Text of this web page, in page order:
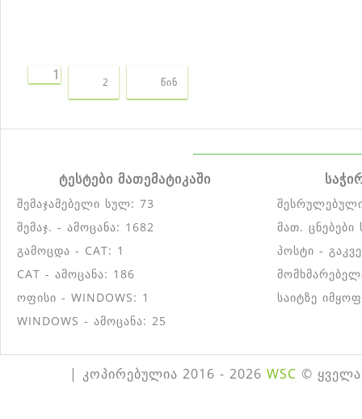
1 2 წინ
ტესტები მათემატიკაში
შემაჯამებელი სულ: 73
შემაჯ. - ამოცანა: 1682
გამოცდა - CAT: 1
CAT - ამოცანა: 186
ოფისი - WINDOWS: 1
WINDOWS - ამოცანა: 25
მათ.
პოსტი -
საიტზე
| კოპირებულია 2016 - 2026 WSC ©